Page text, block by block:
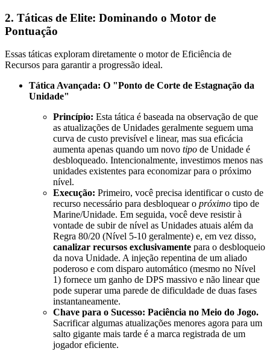
2. Táticas de Elite: Dominando o Motor de
Pontuação
Essas táticas exploram diretamente o motor de Eficiência de
Recursos para garantir a progressão ideal.
Tática Avançada: O "Ponto de Corte de Estagnação da
Unidade"
Princípio: Esta tática é baseada na observação de que
as atualizações de Unidades geralmente seguem uma
curva de custo previsível e linear, mas sua eficácia
aumenta apenas quando um novo tipo de Unidade é
desbloqueado. Intencionalmente, investimos menos nas
unidades existentes para economizar para o próximo
nível.
Execução: Primeiro, você precisa identificar o custo de
recurso necessário para desbloquear o próximo tipo de
Marine/Unidade. Em seguida, você deve resistir à
vontade de subir de nível as Unidades atuais além da
Regra 80/20 (Nível 5-10 geralmente) e, em vez disso,
canalizar recursos exclusivamente para o desbloqueio
da nova Unidade. A injeção repentina de um aliado
poderoso e com disparo automático (mesmo no Nível
1) fornece um ganho de DPS massivo e não linear que
pode superar uma parede de dificuldade de duas fases
instantaneamente.
Chave para o Sucesso: Paciência no Meio do Jogo.
Sacrificar algumas atualizações menores agora para um
salto gigante mais tarde é a marca registrada de um
jogador eficiente.